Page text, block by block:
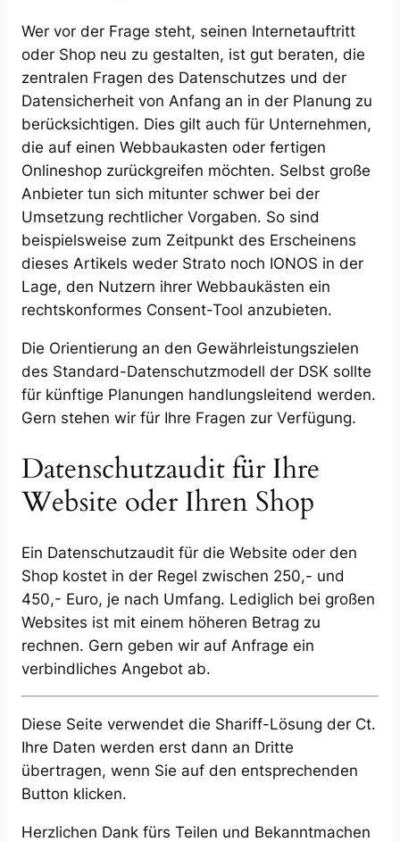
Wer vor der Frage steht, seinen Internetauftritt
oder Shop neu zu gestalten, ist gut beraten, die
zentralen Fragen des Datenschutzes und der
Datensicherheit von Anfang an in der Planung zu
berücksichtigen. Dies gilt auch für Unternehmen,
die auf einen Webbaukasten oder fertigen
Onlineshop zurückgreifen möchten. Selbst große
Anbieter tun sich mitunter schwer bei der
Umsetzung rechtlicher Vorgaben. So sind
beispielsweise zum Zeitpunkt des Erscheinens
dieses Artikels weder Strato noch IONOS in der
Lage, den Nutzern ihrer Webbaukästen ein
rechtskonformes Consent-Tool anzubieten.
Die Orientierung an den Gewährleistungszielen
des Standard-Datenschutzmodell der DSK sollte
für künftige Planungen handlungsleitend werden.
Gern stehen wir für Ihre Fragen zur Verfügung.
Datenschutzaudit für Ihre
Website oder Ihren Shop
Ein Datenschutzaudit für die Website oder den
Shop kostet in der Regel zwischen 250,- und
450,- Euro, je nach Umfang. Lediglich bei großen
Websites ist mit einem höheren Betrag zu
rechnen. Gern geben wir auf Anfrage ein
verbindliches Angebot ab.
Diese Seite verwendet die Shariff-Lösung der Ct.
Ihre Daten werden erst dann an Dritte
übertragen, wenn Sie auf den entsprechenden
Button klicken.
Herzlichen Dank fürs Teilen und Bekanntmachen